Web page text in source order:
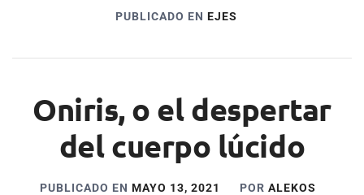
PUBLICADO EN EJES
Oniris, o el despertar
del cuerpo lúcido
PUBLICADO EN MAYO 13, 2021 POR ALEKOS